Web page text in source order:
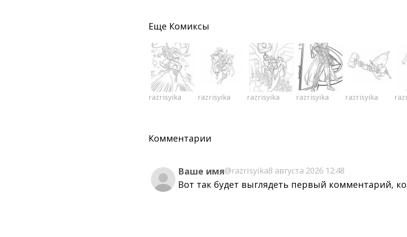
Еще Комиксы
razrisyika razrisyika razrisyika razrisyika razrisyika
Комментарии
Ваше имя@razrisyika8 августа 2026 12:48
Вот так будет выглядеть первый комментарий,